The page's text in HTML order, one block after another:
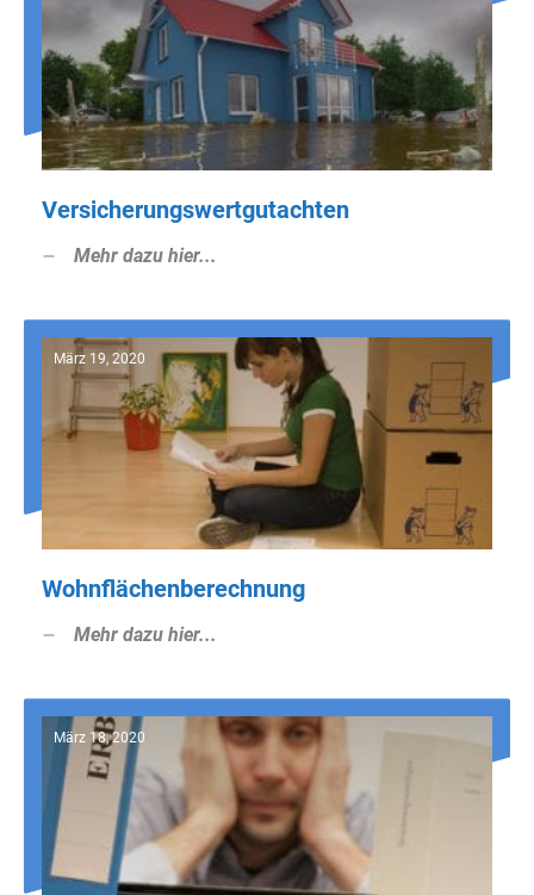
Versicherungswertgutachten
Mehr dazu hier...
März 19, 2020
Wohnflächenberechnung
Mehr dazu hier...
März 18, 2020